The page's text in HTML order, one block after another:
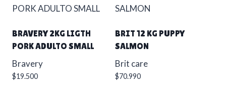
BRAVERY 2KG LIGTH
PORK ADULTO SMALL
Bravery
$19.500
BRIT 12 KG PUPPY
SALMON
Brit care
$70.990